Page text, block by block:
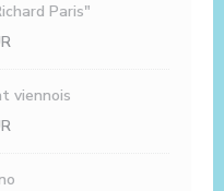
Paris"
viennois